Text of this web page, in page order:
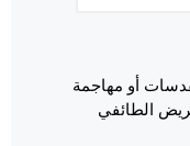
أو مهاجمة
الطائفي